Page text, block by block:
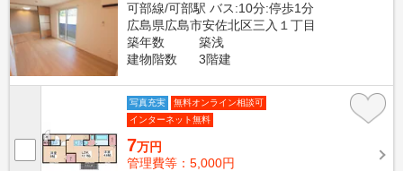
可部線/可部駅 バス:10分:停歩1分
広島県広島市安佐北区三入１丁目
築年数
築浅
建物階数
3階建
写真充実
無料オンライン相談可
インターネット無料
7万円
管理費等：5,000円